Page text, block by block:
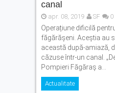
canal
apr. 08, 2019 SF 0
Operațiune dificilă
făgărășeni. Aceștia au
această după-amiază,
căzuse într-un canal.
Pompieri Făgăraș a...
Actualitate